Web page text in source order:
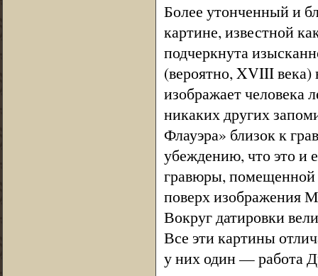
Более утонченный и
картине, известной
подчеркнута
(вероятно, XVIII
изображает человека
никаких других
Флауэра» близок к
убеждению, что это и
гравюры, помещенной
поверх изображения
Вокруг датировки
Все эти картины
у них один — работа